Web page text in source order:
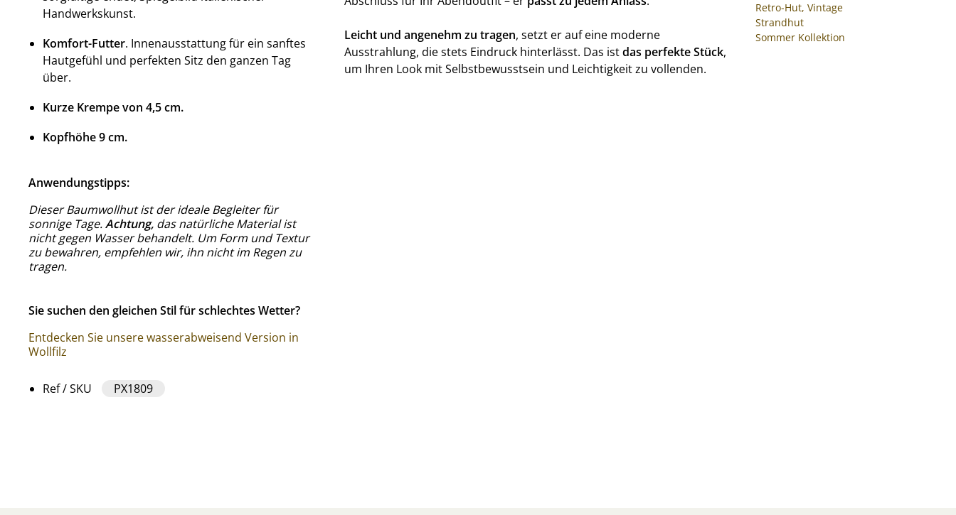
Handwerkskunst.
Komfort-Futter. Innenausstattung für ein sanftes
Hautgefühl und perfekten Sitz den ganzen Tag
über.
Kurze Krempe von 4,5 cm.
Kopfhöhe 9 cm.
Anwendungstipps:
Dieser Baumwollhut ist der ideale Begleiter für
sonnige Tage.Achtung, das natürliche Material ist
nicht gegen Wasser behandelt. Um Form und Textur
zu bewahren, empfehlen wir, ihn nicht im Regen zu
tragen.
Sie suchen den gleichen Stil für schlechtes Wetter?
Entdecken Sie unsere wasserabweisend Version in
Wollfilz
Ref / SKU PX1809
Leicht und angenehm zu tragen, setzt er auf eine moderne
Ausstrahlung, die stets Eindruck hinterlässt. Das istdas perfekte Stück,
um Ihren Look mit Selbstbewusstsein und Leichtigkeit zu vollenden.
Retro-Hut, Vintage
Strandhut
Sommer Kollektion